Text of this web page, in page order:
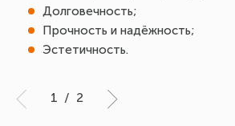
Долговечность;
Прочность и надёжность;
Эстетичность.
1 / 2